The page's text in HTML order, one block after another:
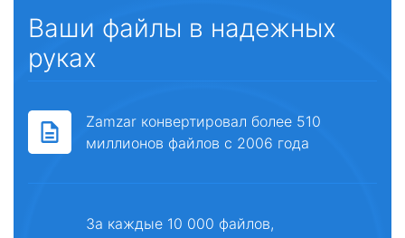
Ваши файлы в надежных
руках
Zamzar конвертировал более 510
миллионов файлов с 2006 года
За каждые 10 000 файлов,